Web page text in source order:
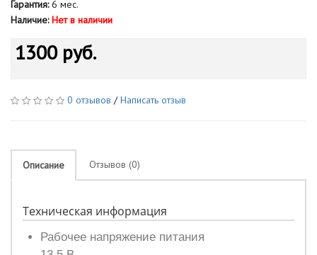
Гарантия:6 мес.
Наличие: Нет в наличии
1300 руб.
0 отзывов /Написать отзыв
Описание Отзывов (0)
Техническая информация
Рабочее напряжение питания